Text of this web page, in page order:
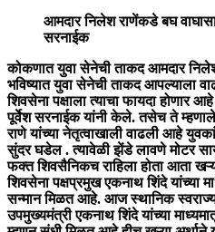
आमदार निलेश राणेंकडे बघ
सरनाईक
कोकणात युवा सेनेची ताकद आमदार
भविष्यात युवा सेनेची ताकद आपल्याला
शिवसेना पक्षाला त्याचा फायदा होणार
पूर्वेश सरनाईक यांनी केले. तसेच ते
राणे यांच्या नेतृत्वाखाली वाढली आहे
सुंदर घडेल . त्यावेळी झेंडे लावणे मोटर
फक्त शिवसैनिकच राहिला होता आता
शिवसेना पक्षप्रमुख एकनाथ शिंदे यांच्या
सन्मान मिळत आहे. आज स्थानिक
उपमुख्यमंत्री एकनाथ शिंदे यांच्या